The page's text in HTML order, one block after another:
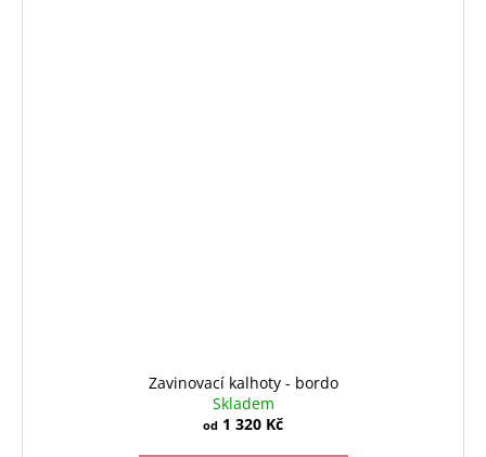
Zavinovací kalhoty - bordo
Skladem
od 1 320 Kč